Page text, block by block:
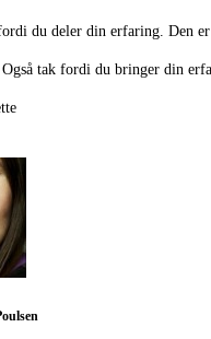
du deler din erfaring. Den
tak fordi du bringer din